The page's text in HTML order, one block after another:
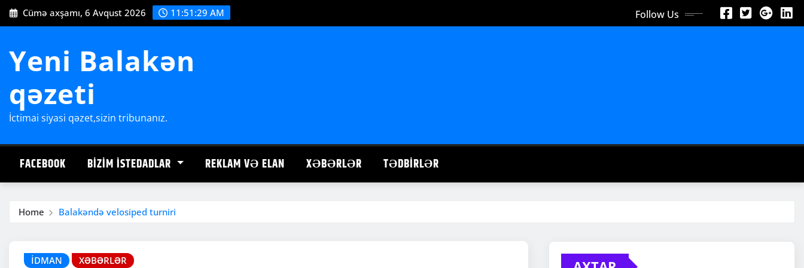
Skip
to
Cümə axşamı, 6 Avqust 2026 11:51:30 AM Follow Us
Yeni Balakən
qəzeti
İctimai siyasi qəzet,sizin tribunanız.
FACEBOOK BIZIM İSTEDADLAR REKLAM VƏ ELAN XƏBƏRLƏR TƏDBIRLƏR
Home Balakəndə velosiped turniri
İDMAN XƏBƏRLƏR